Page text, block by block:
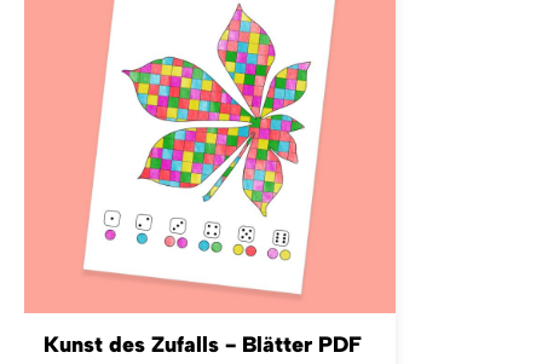
Kunst des Zufalls - Blätter PDF